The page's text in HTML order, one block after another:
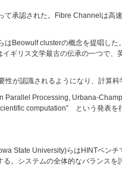
承認された。Fibre Channelは高
Beowulf clusterの概念を提唱し
ギリス文学最古の伝承の一つで
性が認識されるようになり、計算
Parallel Processing, Urbana-
computation” という発表を
State University)らはHINTベン
。システムの全体的なバランスを